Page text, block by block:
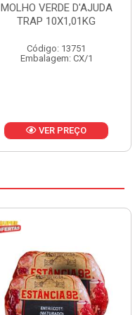
FRUTAS CRISTALIZADAS
CX 10KG
Código: 1785
Embalagem: KG/10
VER PREÇO